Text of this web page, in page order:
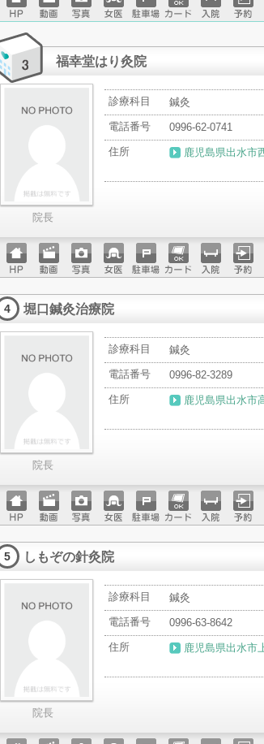
ホーム
ページ
動画 写真 女医 駐車場クレジ入院 予約
福幸堂はり灸院
院長
診療科目
鍼灸
電話番号
0996-62-0741
住所
鹿児島県出水市
ホーム
ページ
動画 写真 女医 駐車場クレジ
ットカ
入院 予約
4 堀口鍼灸治療院
院長
診療科目
鍼灸
電話番号
0996-82-3289
住所
鹿児島県出水市
ホーム
ページ
動画 写真 女医 駐車場クレジ
ットカ
入院 予約
5 しもぞの針灸院
院長
診療科目
鍼灸
電話番号
0996-63-8642
住所
鹿児島県出水市